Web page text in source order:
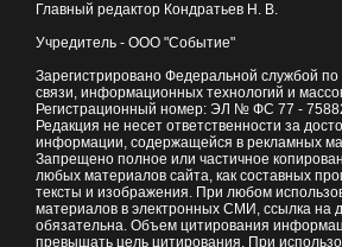
Главный редактор Кондратьев Н. В.
Учредитель - ООО "Событие"
Зарегистрировано Федеральной службой
связи, информационных технологий и
Регистрационный номер: ЭЛ № ФС 77 -
Редакция не несет ответственности за
информации, содержащейся в рекламных
Запрещено полное или частичное
любых материалов сайта, как составных
тексты и изображения. При любом
материалов в электронных СМИ, ссылка на
обязательна. Объем цитирования
превышать цель цитирования. При